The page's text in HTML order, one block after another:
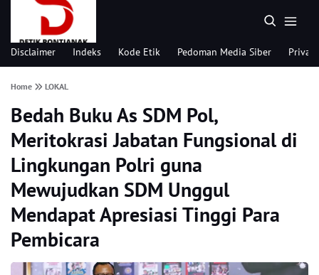
Disclaimer Indeks Kode Etik Pedoman Media Siber
Home LOKAL
Bedah Buku As SDM Pol,
Meritokrasi Jabatan Fungsional di
Lingkungan Polri guna
Mewujudkan SDM Unggul
Mendapat Apresiasi Tinggi Para
Pembicara